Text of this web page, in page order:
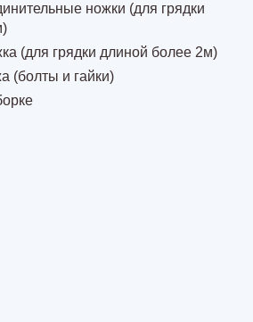
ножки (для грядки
(для грядки длиной более 2м)
(болты и гайки)